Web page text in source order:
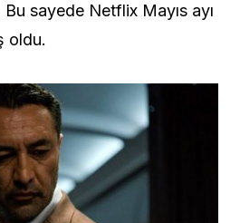
sayede Netflix Mayıs ayı
oldu.